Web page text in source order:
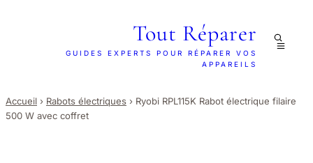
Tout Réparer
GUIDES EXPERTS POUR RÉPARER VOS
APPAREILS
Accueil › Rabots électriques › Ryobi RPL115K Rabot électrique filaire
500 W avec coffret